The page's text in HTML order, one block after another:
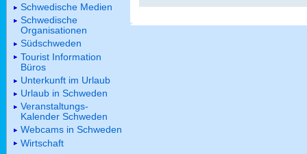
Schwedische Medien
Schwedische
Organisationen
Südschweden
Tourist Information
Büros
Unterkunft im Urlaub
Urlaub in Schweden
Veranstaltungs-
Kalender Schweden
Webcams in Schweden
Wirtschaft